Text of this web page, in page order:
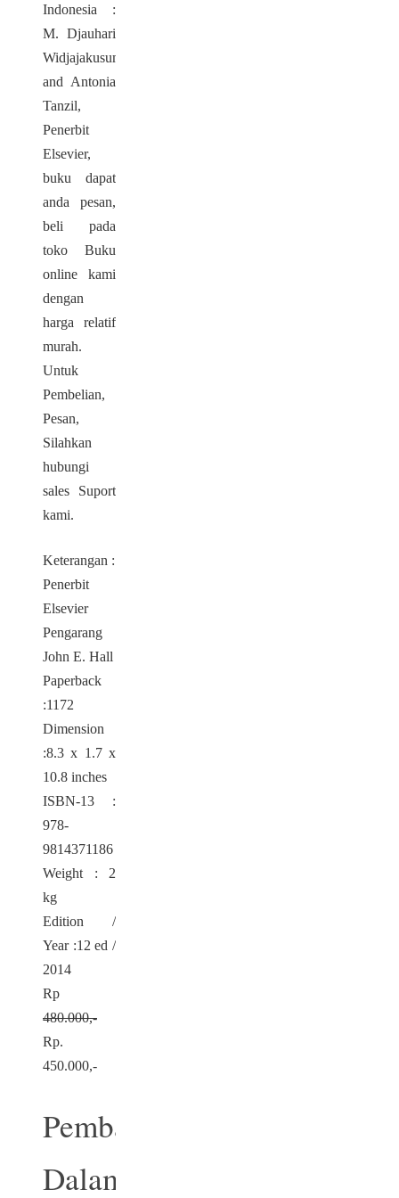
Indonesia :
M. Djauhari
Widjajakusumah
and Antonia
Tanzil,
Penerbit
Elsevier,
buku dapat
anda pesan,
beli pada
toko Buku
online kami
dengan
harga relatif
murah.
Untuk
Pembelian,
Pesan,
Silahkan
hubungi
sales Suport
kami.
Keterangan :
Penerbit
Elsevier
Pengarang
John E. Hall
Paperback
:1172
Dimension
:8.3 x 1.7 x
10.8 inches
ISBN-13 :
978-
9814371186
Weight : 2
kg
Edition /
Year :12 ed /
2014
Rp
480.000,-
Rp.
450.000,-
Pembahasan
Dalam